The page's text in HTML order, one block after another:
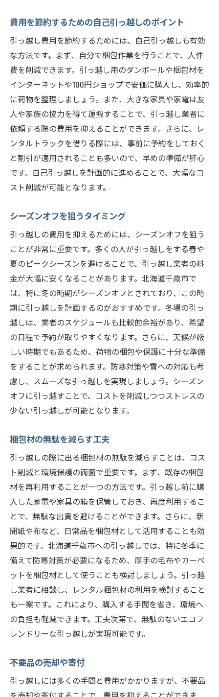
費用を節約するための自己引っ越しのポイント
引っ越し費用を節約するためには、自己引っ越しも有効
な方法です。まず、自分で梱包作業を行うことで、人件
費を削減できます。引っ越し用のダンボールや梱包材を
インターネットや100円ショップで安価に購入し、効率的
に荷物を整理しましょう。また、大きな家具や家電は友
人や家族の協力を得て運搬することで、引っ越し業者に
依頼する際の費用を抑えることができます。さらに、レ
ンタルトラックを借りる際には、事前に予約をしておく
と割引が適用されることも多いので、早めの準備が肝心
です。自己引っ越しを計画的に進めることで、大幅なコ
スト削減が可能となります。
シーズンオフを狙うタイミング
引っ越しの費用を抑えるためには、シーズンオフを狙う
ことが非常に重要です。多くの人が引っ越しをする春や
夏のピークシーズンを避けることで、引っ越し業者の料
金が大幅に安くなることがあります。北海道千歳市で
は、特に冬の時期がシーズンオフとされており、この時
期に引っ越しを計画するのがおすすめです。冬場の引っ
越しは、業者のスケジュールも比較的余裕があり、希望
の日程で予約が取りやすくなります。さらに、天候が厳
しい時期でもあるため、荷物の梱包や保護に十分な準備
をすることが求められます。防寒対策や雪への対応も考
慮し、スムーズな引っ越しを実現しましょう。シーズン
オフに引っ越すことで、コストを削減しつつストレスの
少ない引っ越しが可能となります。
梱包材の無駄を減らす工夫
引っ越しの際に出る梱包材の無駄を減らすことは、コス
ト削減と環境保護の両面で重要です。まず、既存の梱包
材を再利用することが一つの方法です。引っ越し前に購
入した家電や家具の箱を保管しておき、再度利用するこ
とで、無駄な出費を避けることができます。さらに、新
聞紙や布など、日常品を梱包材として活用することも効
果的です。北海道千歳市への引っ越しでは、特に冬季に
備えて防寒対策が必要になるため、厚手の毛布やカーペ
ットを梱包材として使うことも検討しましょう。引っ越
し業者に相談し、レンタル梱包材の利用を検討すること
も一案です。これにより、購入する手間を省き、環境へ
の負担も軽減できます。工夫次第で、無駄のないエコフ
レンドリーな引っ越しが実現可能です。
不要品の売却や寄付
引っ越しには多くの手間と費用がかかりますが、不要品